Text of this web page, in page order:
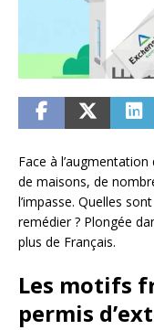
Face à
de maisons, de
l’impasse. Quelles
remédier ? Plongée
plus de Français.
Les motifs
permis